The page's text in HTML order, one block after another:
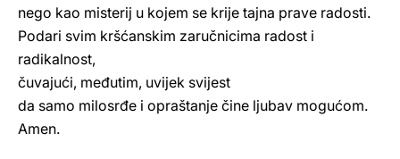
nego kao misterij u kojem se krije tajna prave radosti.
Podari svim kršćanskim zaručnicima radost i
radikalnost,
čuvajući, međutim, uvijek svijest
da samo milosrđe i opraštanje čine ljubav mogućom.
Amen.